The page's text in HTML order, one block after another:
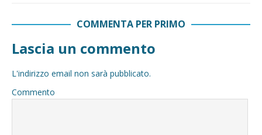
COMMENTA PER PRIMO
Lascia un commento
L'indirizzo email non sarà pubblicato.
Commento